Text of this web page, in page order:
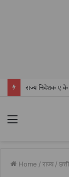
भोथीडीह में हुआ
Menu
Home / राज्य /